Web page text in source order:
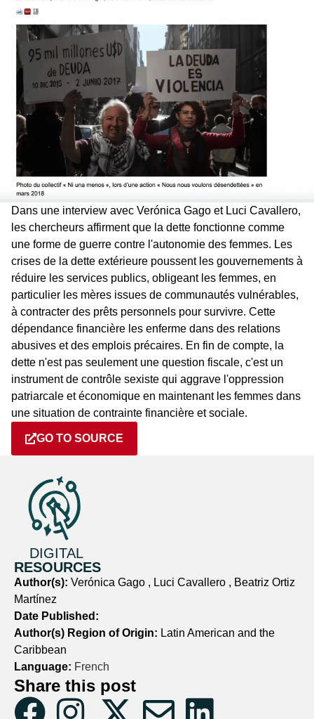
Dans une interview avec Verónica Gago et Luci Cavallero,
les chercheurs affirment que la dette fonctionne comme
une forme de guerre contre l'autonomie des femmes. Les
crises de la dette extérieure poussent les gouvernements à
réduire les services publics, obligeant les femmes, en
particulier les mères issues de communautés vulnérables,
à contracter des prêts personnels pour survivre. Cette
dépendance financière les enferme dans des relations
abusives et des emplois précaires. En fin de compte, la
dette n'est pas seulement une question fiscale, c'est un
instrument de contrôle sexiste qui aggrave l'oppression
patriarcale et économique en maintenant les femmes dans
une situation de contrainte financière et sociale.
GO TO SOURCE
DIGITAL
RESOURCES
Author(s): Verónica Gago , Luci Cavallero , Beatriz Ortiz
Martínez
Date Published:
Author(s) Region of Origin: Latin American and the
Caribbean
Language: French
Share this post